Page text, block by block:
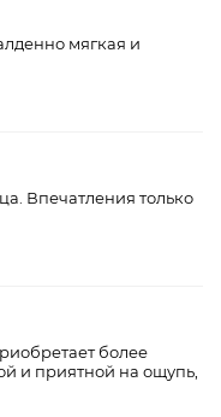
мягкая и
Впечатления только
более
и приятной на ощупь,